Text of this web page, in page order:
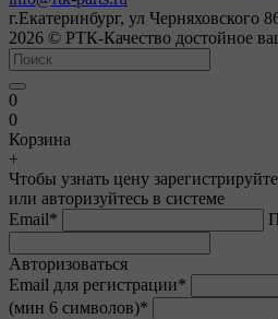
г.Екатеринбург, ул Черняховского
2026 © РТК-Качество достойное
0
0
Корзина
+
Чтобы узнать цену
или авторизуйтесь в системе
Email*
Авторизоваться
Email для регистрации*
(мин 6 символов)*